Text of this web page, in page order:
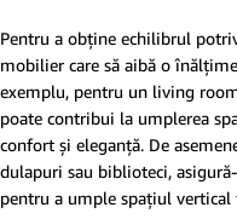
Pentru a obține echilibrul
mobilier care să aibă o
exemplu, pentru un living
poate contribui la umplerea
confort și eleganță. De
dulapuri sau biblioteci,
pentru a umple spațiul